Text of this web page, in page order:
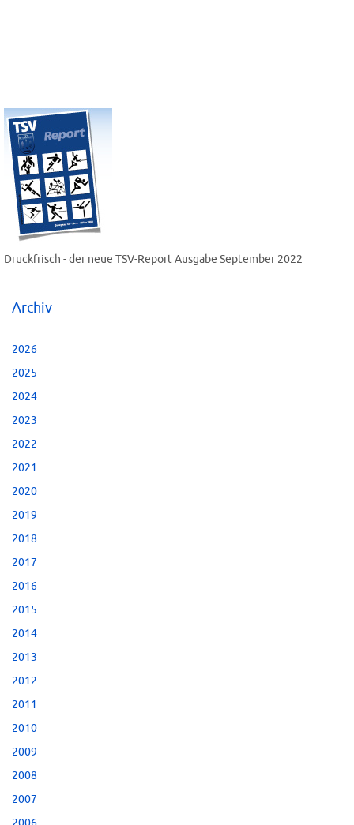
Druckfrisch - der neue TSV-Report Ausgabe September 2022
Archiv
2026
2025
2024
2023
2022
2021
2020
2019
2018
2017
2016
2015
2014
2013
2012
2011
2010
2009
2008
2007